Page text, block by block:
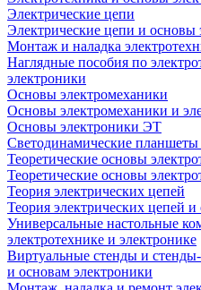
Электрические цепи
Электрические цепи и основы
Монтаж и наладка
Наглядные пособия по
электроники
Основы электромеханики
Основы электромеханики и
Основы электроники ЭТ
Светодинамические
Теоретические основы
Теоретические основы
Теория электрических цепей
Теория электрических цепей
Универсальные настольные
электротехнике и электронике
Виртуальные стенды и
и основам электроники